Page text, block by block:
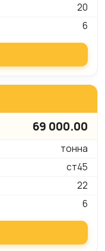
20
6
69 000.00
тонна
ст45
22
6